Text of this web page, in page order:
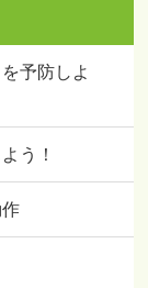
予防しよ
う！